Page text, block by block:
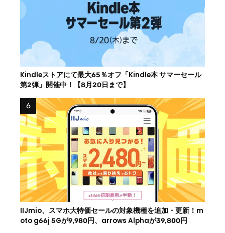
Kindleストアにて最大65％オフ「Kindle本 サマーセール
第2弾」開催中！【8月20日まで】
IIJmio、スマホ大特価セールの対象機種を追加・更新！m
oto g66j 5Gが9,980円、arrows Alphaが39,800円